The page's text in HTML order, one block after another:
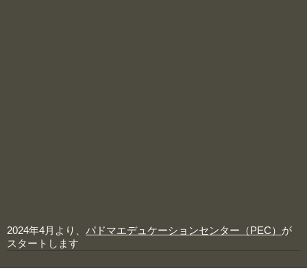
2024年4月より、 パドマエデュケーションセンター（PEC） が
スタートします